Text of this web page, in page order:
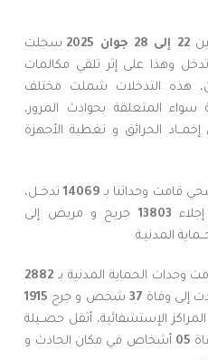
22 إلى 28 جوان 2025
سجلت
تدخل وهذا على إثر تلقي مكالمات
هذه التدخلات شملت مختلف
سواء المتعلقة بحوادث المرور،
إخمــاد الحرائق و تغطية الأجهزة
قامت وحداتنا بـ 14069تدخــل،
13803 جريح و مريض إلى
المدنيـة.
الحماية المدنية بـ 2882
إلى وفاة 37 شخص و جرح 1915
الإستشفائية، أثقل حصــيلة
05 أشخاص في مكان الحادث و